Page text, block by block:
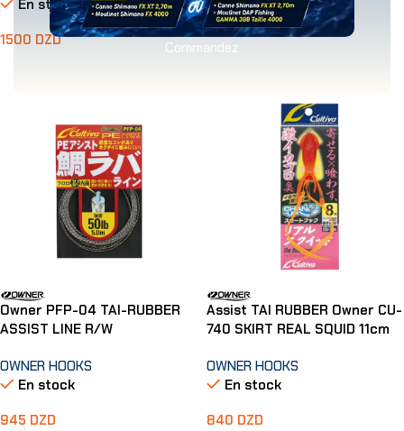
Commandez
En stock
1500 DZD
800DZD
Owner PFP-04 TAI-RUBBER
ASSIST LINE R/W
OWNER HOOKS
En stock
945 DZD
Assist TAI RUBBER Owner CU-
740 SKIRT REAL SQUID 11cm
OWNER HOOKS
En stock
840 DZD